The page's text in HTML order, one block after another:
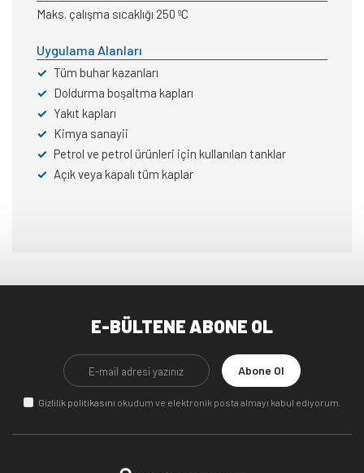
Maks. çalışma sıcaklığı 250 ºC
Uygulama Alanları
✓ Tüm buhar kazanları
✓ Doldurma boşaltma kapları
✓ Yakıt kapları
✓ Kimya sanayii
✓ Petrol ve petrol ürünleri için kullanılan tanklar
✓ Açık veya kapalı tüm kaplar
E-BÜLTENE ABONE OL
Abone Ol
Gizlilik politikasını okudum ve elektronik posta almayı kabul ediyorum.